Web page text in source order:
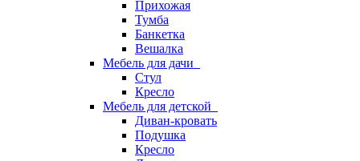
Прихожая
Тумба
Банкетка
Вешалка
Мебель для дачи
Стул
Кресло
Мебель для детской
Диван-кровать
Подушка
Кресло